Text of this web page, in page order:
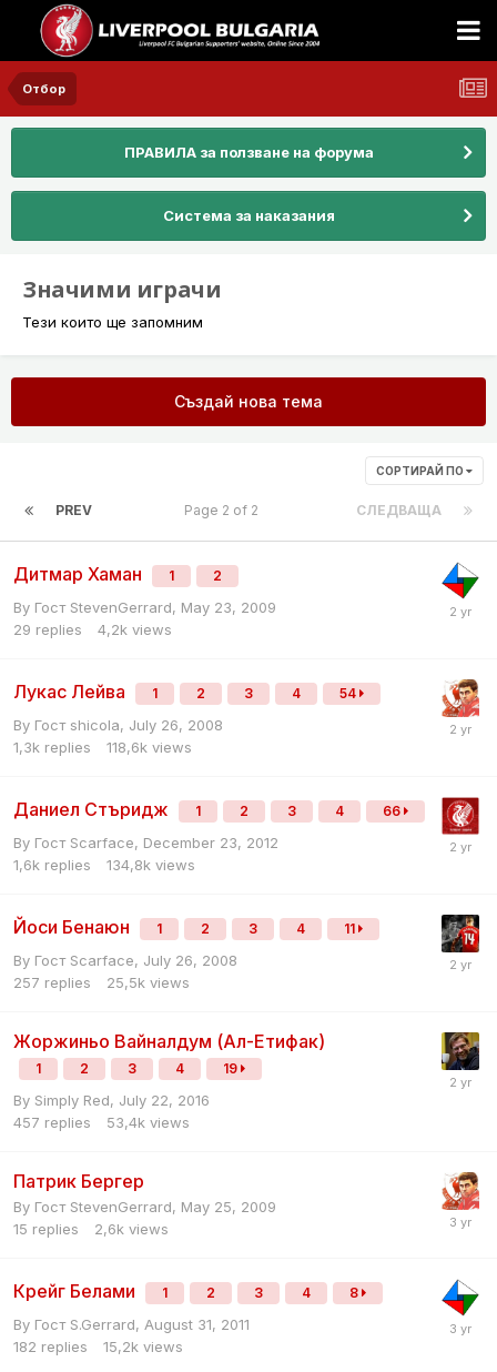
Отбор
ПРАВИЛА за ползване на форума
Система за наказания
Значими играчи
Тези които ще запомним
Създай нова тема
СОРТИРАЙ ПО
PREV СЛЕДВАЩА
Page 2 of 2
Дитмар Хаман 1 2
By Гост StevenGerrard, May 23, 2009
29 replies 4,2k views
Лукас Лейва 1 2 3 4 54
By Гост shicola, July 26, 2008
1,3k replies 118,6k views
Даниел Стъридж 1 2 3 4 66
By Гост Scarface, December 23, 2012
1,6k replies 134,8k views
Йоси Бенаюн 1 2 3 4 11
By Гост Scarface, July 26, 2008
257 replies 25,5k views
Жоржиньо Вайналдум (Ал-Етифак)
1 2 3 4 19
By Simply Red, July 22, 2016
457 replies 53,4k views
Патрик Бергер
By Гост StevenGerrard, May 25, 2009
15 replies 2,6k views
Крейг Белами 1 2 3 4 8
By Гост S.Gerrard, August 31, 2011
182 replies 15,2k views